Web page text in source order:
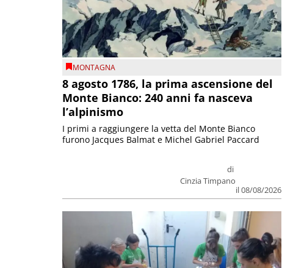
MONTAGNA
8 agosto 1786, la prima ascensione del
Monte Bianco: 240 anni fa nasceva
l’alpinismo
di
Cinzia Timpano
il 08/08/2026
I primi a raggiungere la vetta del Monte Bianco
furono Jacques Balmat e Michel Gabriel Paccard